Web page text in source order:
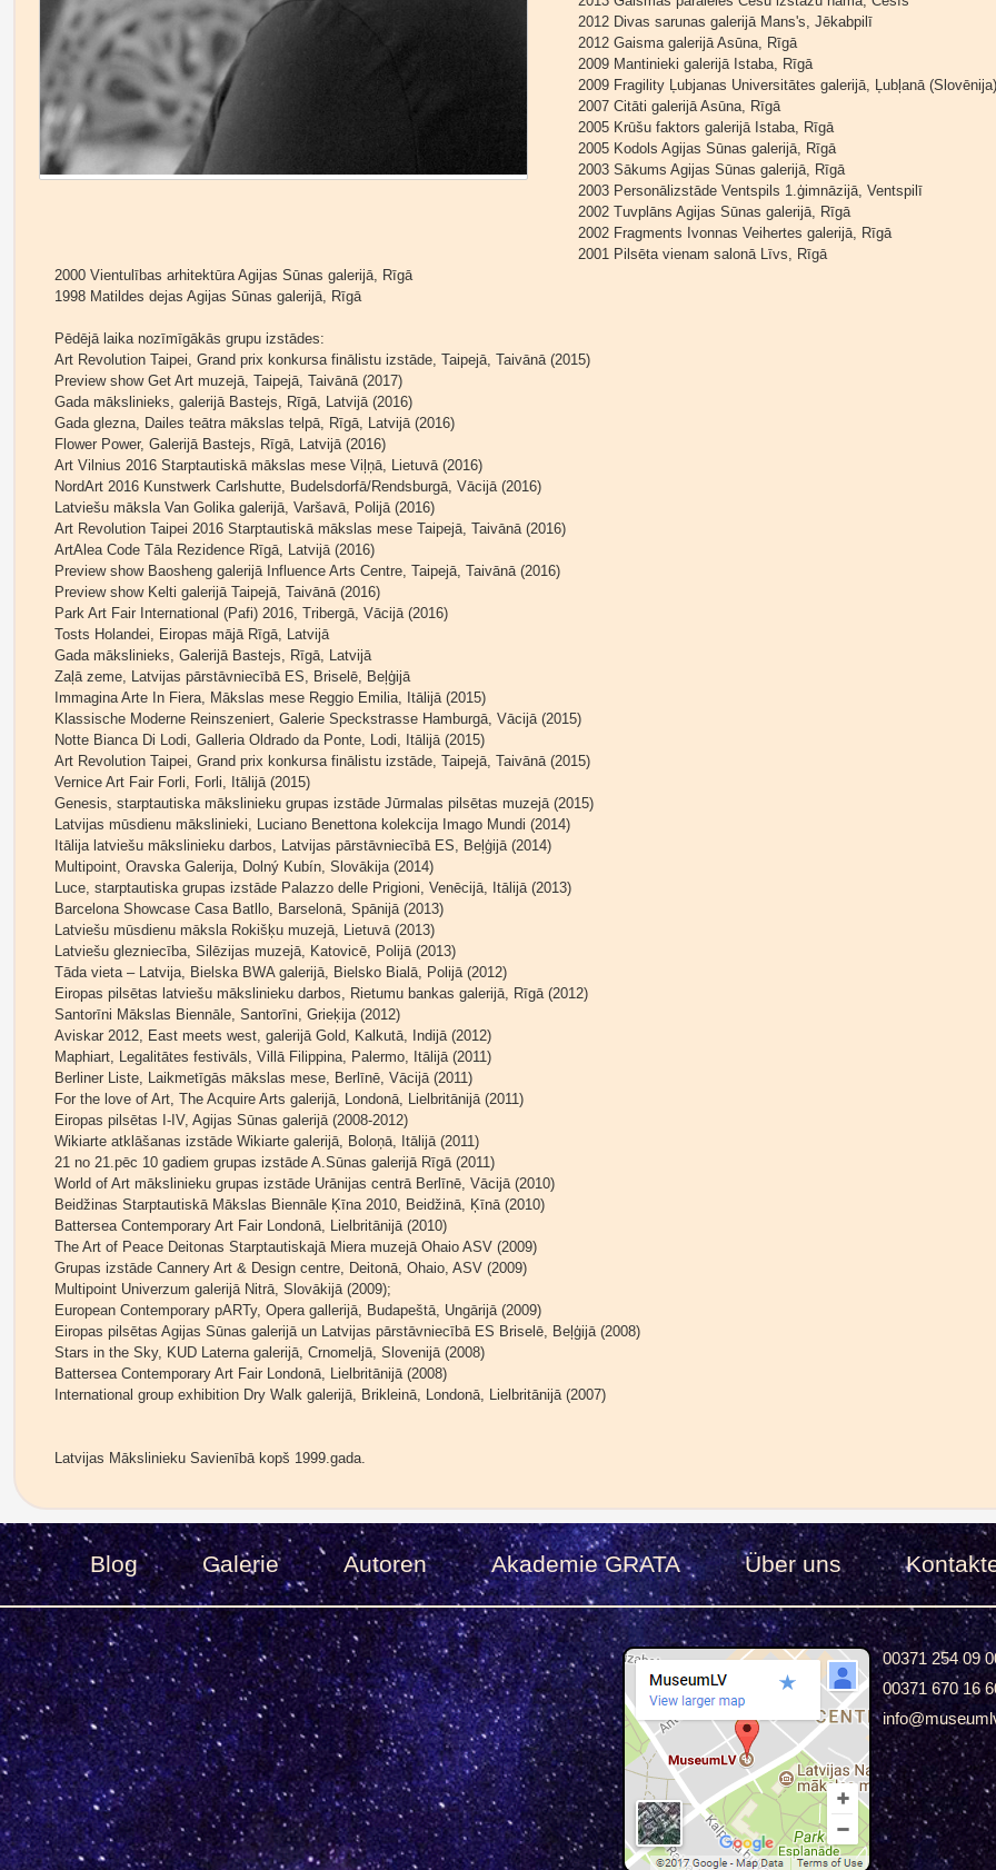
2012 Divas sarunas galerijā Mans's, Jēkabpilī
2012 Gaisma galerijā Asūna, Rīgā
2009 Mantinieki galerijā Istaba, Rīgā
2009 Fragility Ļubjanas Universitātes galerijā, Ļubļanā
2007 Citāti galerijā Asūna, Rīgā
2005 Krūšu faktors galerijā Istaba, Rīgā
2005 Kodols Agijas Sūnas galerijā, Rīgā
2003 Sākums Agijas Sūnas galerijā, Rīgā
2003 Personālizstāde Ventspils 1.ģimnāzijā, Ventspilī
2002 Tuvplāns Agijas Sūnas galerijā, Rīgā
2002 Fragments Ivonnas Veihertes galerijā, Rīgā
2001 Pilsēta vienam salonā Līvs, Rīgā
2000 Vientulības arhitektūra Agijas Sūnas galerijā, Rīgā
1998 Matildes dejas Agijas Sūnas galerijā, Rīgā
Pēdējā laika nozīmīgākās grupu izstādes:
Art Revolution Taipei, Grand prix konkursa finālistu izstāde, Taipejā, Taivānā (2015)
Preview show Get Art muzejā, Taipejā, Taivānā (2017)
Gada mākslinieks, galerijā Bastejs, Rīgā, Latvijā (2016)
Gada glezna, Dailes teātra mākslas telpā, Rīgā, Latvijā (2016)
Flower Power, Galerijā Bastejs, Rīgā, Latvijā (2016)
Art Vilnius 2016 Starptautiskā mākslas mese Viļņā, Lietuvā (2016)
NordArt 2016 Kunstwerk Carlshutte, Budelsdorfā/Rendsburgā, Vācijā (2016)
Latviešu māksla Van Golika galerijā, Varšavā, Polijā (2016)
Art Revolution Taipei 2016 Starptautiskā mākslas mese Taipejā, Taivānā (2016)
ArtAlea Code Tāla Rezidence Rīgā, Latvijā (2016)
Preview show Baosheng galerijā Influence Arts Centre, Taipejā, Taivānā (2016)
Preview show Kelti galerijā Taipejā, Taivānā (2016)
Park Art Fair International (Pafi) 2016, Tribergā, Vācijā (2016)
Tosts Holandei, Eiropas mājā Rīgā, Latvijā
Gada mākslinieks, Galerijā Bastejs, Rīgā, Latvijā
Zaļā zeme, Latvijas pārstāvniecībā ES, Briselē, Beļģijā
Immagina Arte In Fiera, Mākslas mese Reggio Emilia, Itālijā (2015)
Klassische Moderne Reinszeniert, Galerie Speckstrasse Hamburgā, Vācijā (2015)
Notte Bianca Di Lodi, Galleria Oldrado da Ponte, Lodi, Itālijā (2015)
Art Revolution Taipei, Grand prix konkursa finālistu izstāde, Taipejā, Taivānā (2015)
Vernice Art Fair Forli, Forli, Itālijā (2015)
Genesis, starptautiska mākslinieku grupas izstāde Jūrmalas pilsētas muzejā (2015)
Latvijas mūsdienu mākslinieki, Luciano Benettona kolekcija Imago Mundi (2014)
Itālija latviešu mākslinieku darbos, Latvijas pārstāvniecībā ES, Beļģijā (2014)
Multipoint, Oravska Galerija, Dolný Kubín, Slovākija (2014)
Luce, starptautiska grupas izstāde Palazzo delle Prigioni, Venēcijā, Itālijā (2013)
Barcelona Showcase Casa Batllo, Barselonā, Spānijā (2013)
Latviešu mūsdienu māksla Rokišķu muzejā, Lietuvā (2013)
Latviešu glezniecība, Silēzijas muzejā, Katovicē, Polijā (2013)
Tāda vieta – Latvija, Bielska BWA galerijā, Bielsko Bialā, Polijā (2012)
Eiropas pilsētas latviešu mākslinieku darbos, Rietumu bankas galerijā, Rīgā (2012)
Santorīni Mākslas Biennāle, Santorīni, Grieķija (2012)
Aviskar 2012, East meets west, galerijā Gold, Kalkutā, Indijā (2012)
Maphiart, Legalitātes festivāls, Villā Filippina, Palermo, Itālijā (2011)
Berliner Liste, Laikmetīgās mākslas mese, Berlīnē, Vācijā (2011)
For the love of Art, The Acquire Arts galerijā, Londonā, Lielbritānijā (2011)
Eiropas pilsētas I-IV, Agijas Sūnas galerijā (2008-2012)
Wikiarte atklāšanas izstāde Wikiarte galerijā, Boloņā, Itālijā (2011)
21 no 21.pēc 10 gadiem grupas izstāde A.Sūnas galerijā Rīgā (2011)
World of Art mākslinieku grupas izstāde Urānijas centrā Berlīnē, Vācijā (2010)
Beidžinas Starptautiskā Mākslas Biennāle Ķīna 2010, Beidžinā, Ķīnā (2010)
Battersea Contemporary Art Fair Londonā, Lielbritānijā (2010)
The Art of Peace Deitonas Starptautiskajā Miera muzejā Ohaio ASV (2009)
Grupas izstāde Cannery Art & Design centre, Deitonā, Ohaio, ASV (2009)
Multipoint Univerzum galerijā Nitrā, Slovākijā (2009);
European Contemporary pARTy, Opera gallerijā, Budapeštā, Ungārijā (2009)
Eiropas pilsētas Agijas Sūnas galerijā un Latvijas pārstāvniecībā ES Briselē, Beļģijā (2008)
Stars in the Sky, KUD Laterna galerijā, Crnomeljā, Slovenijā (2008)
Battersea Contemporary Art Fair Londonā, Lielbritānijā (2008)
International group exhibition Dry Walk galerijā, Brikleinā, Londonā, Lielbritānijā (2007)
Latvijas Mākslinieku Savienībā kopš 1999.gada.
Blog Galerie Autoren Akademie GRATA Über uns
00371 254 09
00371 670 16